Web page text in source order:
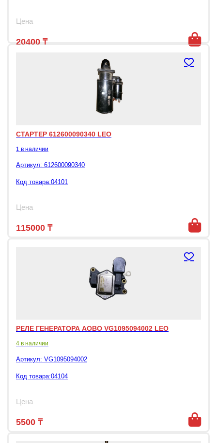
Цена
20400 ₸
СТАРТЕР 612600090340 LEO
1 в наличии
Артикул: 612600090340
Код товара:04101
Цена
115000 ₸
РЕЛЕ ГЕНЕРАТОРА AOBO VG1095094002 LEO
4 в наличии
Артикул: VG1095094002
Код товара:04104
Цена
5500 ₸